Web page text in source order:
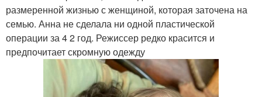
размеренной жизнью с женщиной, которая заточена на
семью. Анна не сделала ни одной пластической
операции за 4 2 год. Режиссер редко красится и
предпочитает скромную одежду